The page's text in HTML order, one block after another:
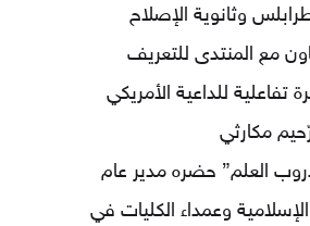
وثانوية الإصلاح
مع المنتدى للتعريف
تفاعلية للداعية الأمريكي
مكارثي
العلم” حضره مدير عام
وعمداء الكليات في